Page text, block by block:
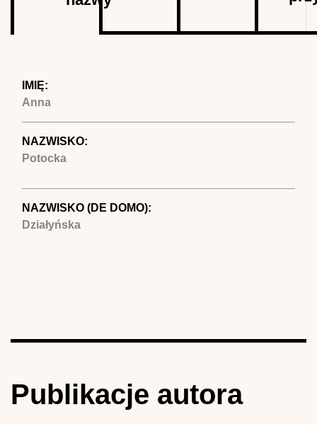
karta)
IMIĘ:
Anna
NAZWISKO:
Potocka
NAZWISKO (DE DOMO):
Działyńska
Publikacje autora